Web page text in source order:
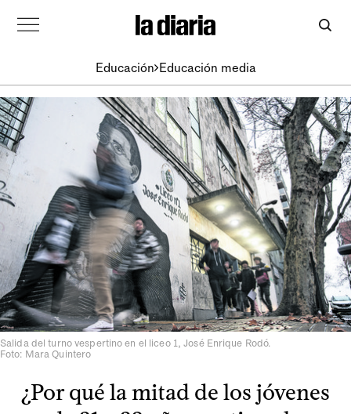
Educación Educación media
Salida del turno vespertino en el liceo 1, José Enrique Rodó.
Foto: Mara Quintero
¿Por qué la mitad de los jóvenes